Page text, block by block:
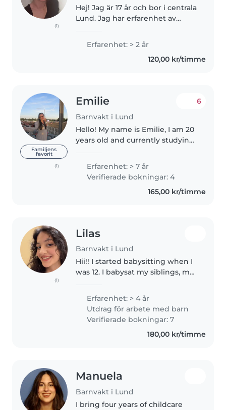
(1)
Hej! Jag är 17 år och bor i centrala
Lund. Jag har erfarenhet av
innan som jag gärna berättar
mer om samt även haft praktik
på förskola i tre veckor,..
Erfarenhet: > 2 år
120,00 kr/timme
Familjens
favorit
(1)
Emilie
Barnvakt i Lund
6
Hello! My name is Emilie, I am 20
years old and currently studying
in the USA which allowed me to
become bilingual in English! I
have always..
Erfarenhet: > 7 år
Verifierade bokningar: 4
165,00 kr/timme
(1)
Lilas
Barnvakt i Lund
Hii!! I started babysitting when I
was 12. I babysat my siblings, my
acquaintances. At the moment
I'm in my second year of
studying physics engineering...
Erfarenhet: > 4 år
Utdrag för arbete med barn
Verifierade bokningar: 7
180,00 kr/timme
Manuela
Barnvakt i Lund
I bring four years of childcare